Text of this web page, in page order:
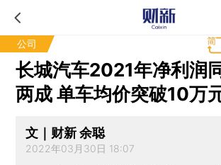
公司
长城汽车2021年净利润
两成 单车均价突破10万
文｜财新 余聪
2022年03月30日 18:07